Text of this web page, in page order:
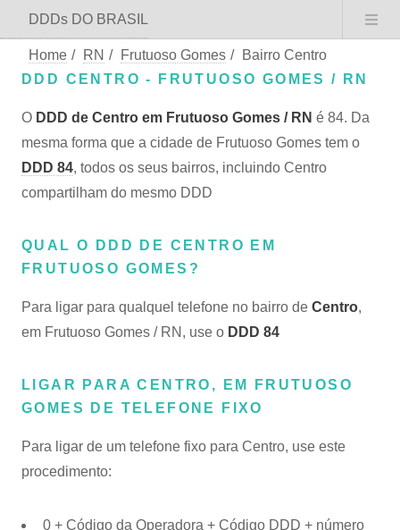
DDDs DO BRASIL
Home / RN / Frutuoso Gomes /
Bairro Centro
DDD CENTRO - FRUTUOSO GOMES / RN
O DDD de Centro em Frutuoso Gomes / RN é 84. Da
mesma forma que a cidade de Frutuoso Gomes tem o
DDD 84, todos os seus bairros, incluindo Centro
compartilham do mesmo DDD
QUAL O DDD DE CENTRO EM
FRUTUOSO GOMES?
Para ligar para qualquel telefone no bairro de Centro,
em Frutuoso Gomes / RN, use o DDD 84
LIGAR PARA CENTRO, EM FRUTUOSO
GOMES DE TELEFONE FIXO
Para ligar de um telefone fixo para Centro, use este
procedimento:
0 + Código da Operadora + Código DDD + número